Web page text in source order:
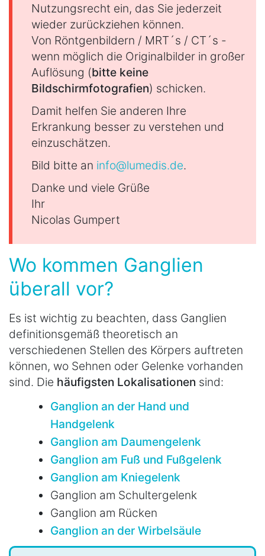
Nutzungsrecht ein, das Sie jederzeit
wieder zurückziehen können.
Von Röntgenbildern / MRT´s / CT´s -
wenn möglich die Originalbilder in großer
Auflösung (bitte keine
Bildschirmfotografien) schicken.
Damit helfen Sie anderen Ihre
Erkrankung besser zu verstehen und
einzuschätzen.
Bild bitte an info@lumedis.de.
Danke und viele Grüße
Ihr
Nicolas Gumpert
Wo kommen Ganglien
überall vor?
Es ist wichtig zu beachten, dass Ganglien
definitionsgemäß theoretisch an
verschiedenen Stellen des Körpers auftreten
können, wo Sehnen oder Gelenke vorhanden
sind. Die häufigsten Lokalisationen sind:
Ganglion an der Hand und
Handgelenk
Ganglion am Daumengelenk
Ganglion am Fuß und Fußgelenk
Ganglion am Kniegelenk
Ganglion am Schultergelenk
Ganglion am Rücken
Ganglion an der Wirbelsäule